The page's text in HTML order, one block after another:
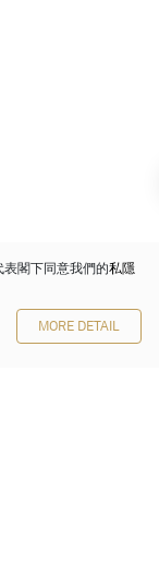
閣下同意我們的私隱
MORE DETAIL